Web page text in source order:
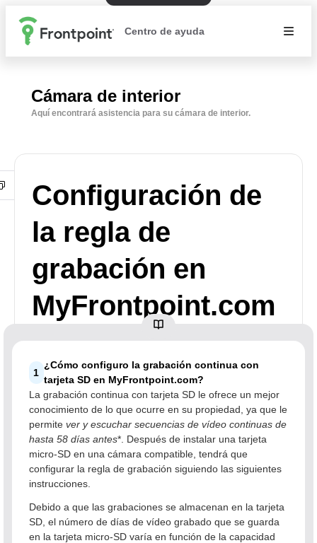
Centro de ayuda
Cámara de interior
Aquí encontrará asistencia para su cámara de interior.
Configuración de
la regla de
grabación en
MyFrontpoint.com
1
¿Cómo configuro la grabación continua con
tarjeta SD en MyFrontpoint.com?
La grabación continua con tarjeta SD le ofrece un mejor
conocimiento de lo que ocurre en su propiedad, ya que le
permite ver y escuchar secuencias de vídeo continuas de
hasta 58 días antes*. Después de instalar una tarjeta
micro-SD en una cámara compatible, tendrá que
configurar la regla de grabación siguiendo las siguientes
instrucciones.
Debido a que las grabaciones se almacenan en la tarjeta
SD, el número de días de vídeo grabado que se guarda
en la tarjeta micro-SD varía en función de la capacidad